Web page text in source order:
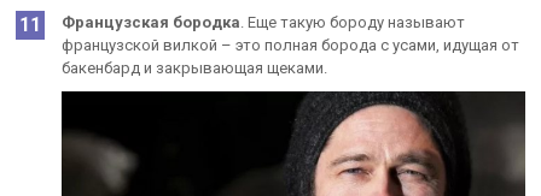
Французская бородка. Еще такую бороду называют
французской вилкой – это полная борода с усами, идущая от
бакенбард и закрывающая щеками.